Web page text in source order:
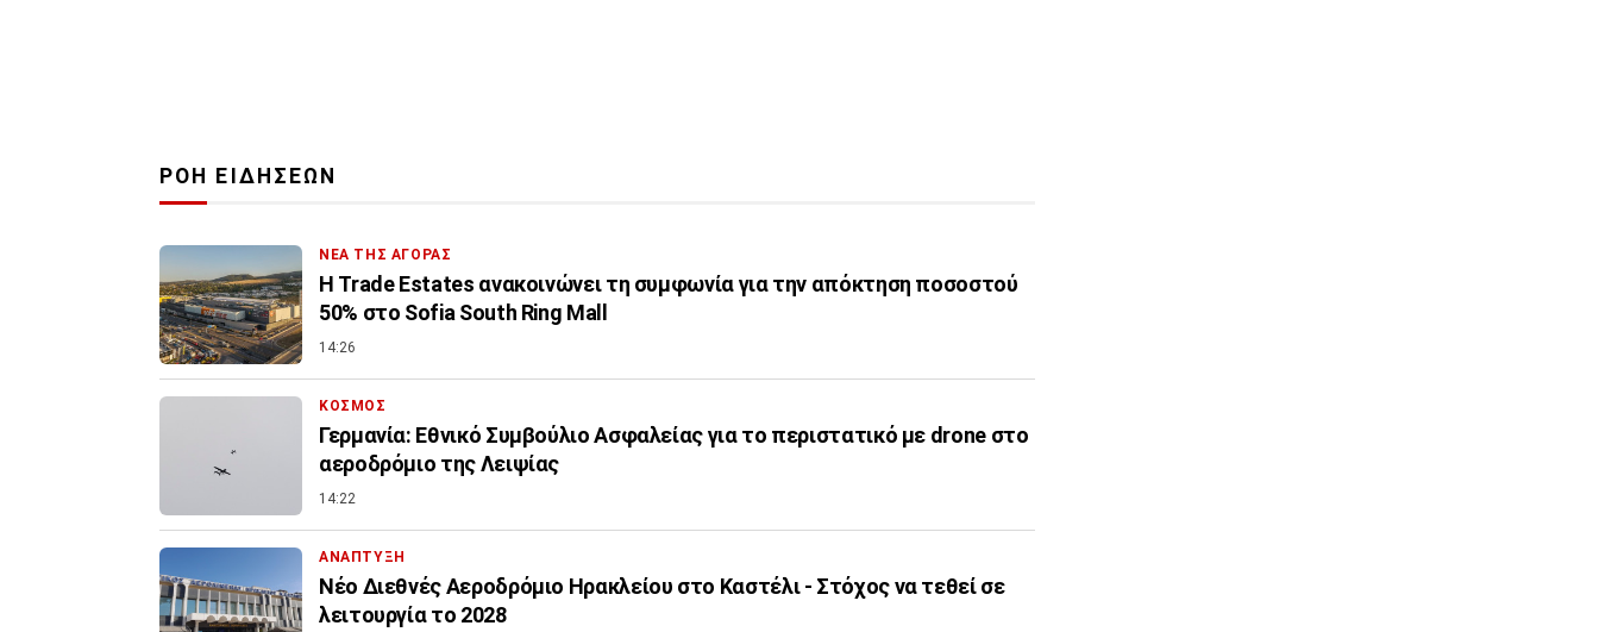
ΡΟΗ ΕΙΔΗΣΕΩΝ
ΝΕΑ ΤΗΣ ΑΓΟΡΑΣ
Η Trade Estates ανακοινώνει τη συμφωνία για την απόκτηση ποσοστού
50% στο Sofia South Ring Mall
14:26
ΚΟΣΜΟΣ
Γερμανία: Εθνικό Συμβούλιο Ασφαλείας για το περιστατικό με drone στο
αεροδρόμιο της Λειψίας
14:22
ΑΝΑΠΤΥΞΗ
Νέο Διεθνές Αεροδρόμιο Ηρακλείου στο Καστέλι - Στόχος να τεθεί σε
λειτουργία το 2028